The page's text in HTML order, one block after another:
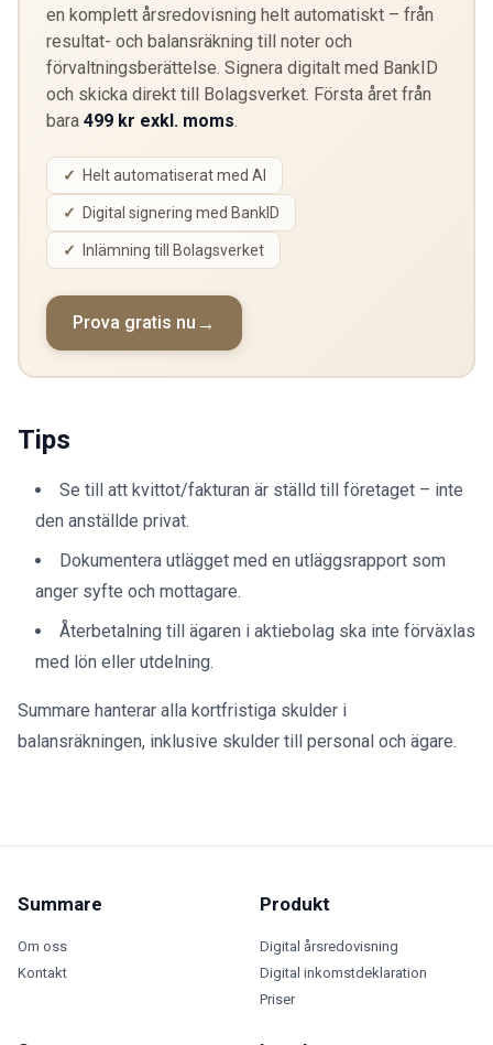
en komplett årsredovisning helt automatiskt – från
resultat- och balansräkning till noter och
förvaltningsberättelse. Signera digitalt med BankID
och skicka direkt till Bolagsverket. Första året från
bara 499 kr exkl. moms
Helt automatiserat med AI
Digital signering med BankID
Inlämning till Bolagsverket
Prova gratis nu
Tips
Se till att kvittot/fakturan är ställd till företaget – inte
den anställde privat.
Dokumentera utlägget med en utläggsrapport som
anger syfte och mottagare.
Återbetalning till ägaren i aktiebolag ska inte förväxlas
med lön eller utdelning.
Summare hanterar alla kortfristiga skulder i
balansräkningen, inklusive skulder till personal och ägare.
Summare
Om oss
Kontakt
Produkt
Digital årsredovisning
Digital inkomstdeklaration
Priser